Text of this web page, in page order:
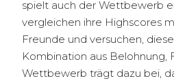
spielt auch der Wettbewerb
vergleichen ihre Highscores
Freunde und versuchen,
Kombination aus Belohnung,
Wettbewerb trägt dazu bei,